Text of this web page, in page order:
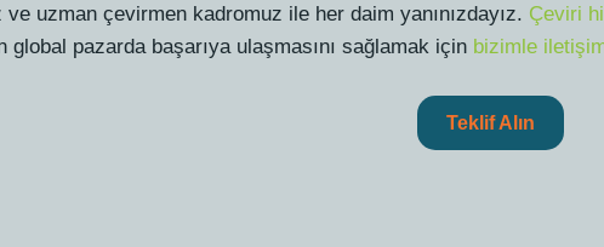
ve uzman çevirmen kadromuz ile her daim yanınızdayız. Çeviri
global pazarda başarıya ulaşmasını sağlamak için bizimle
Teklif Alın